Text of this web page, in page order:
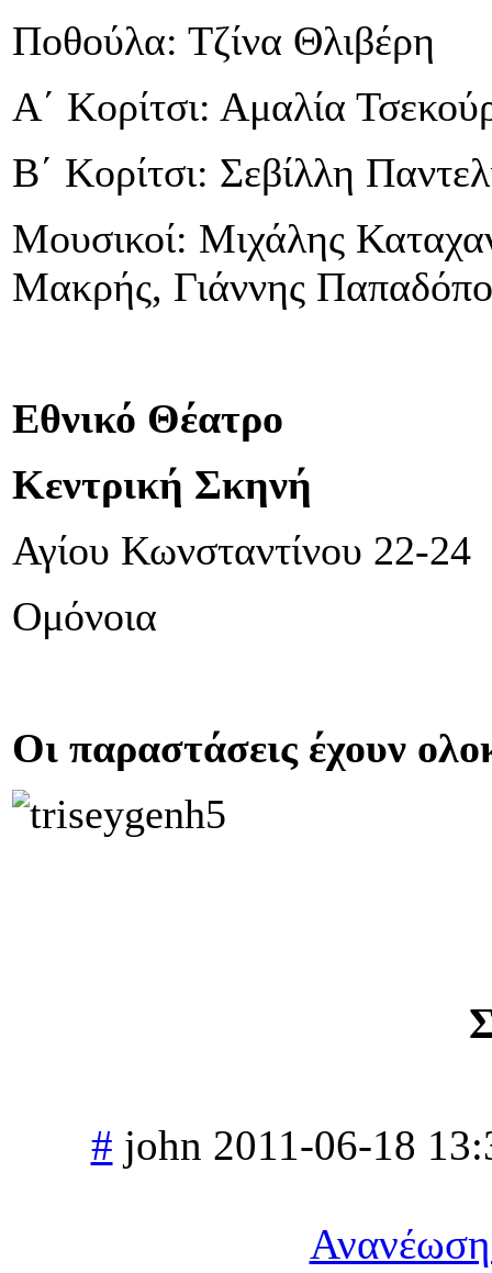
Ποθούλα: Τζίνα Θλιβέρη
A΄ Κορίτσι: Αμαλία
Β΄ Κορίτσι: Σεβίλλη
Μουσικοί: Μιχάλης
Μακρής, Γιάννης
Εθνικό Θέατρο
Κεντρική Σκηνή
Αγίου Κωνσταντίνου 22-24
Ομόνοια
Οι παραστάσεις έχουν
# john 2011-06-18
Ανανέωση